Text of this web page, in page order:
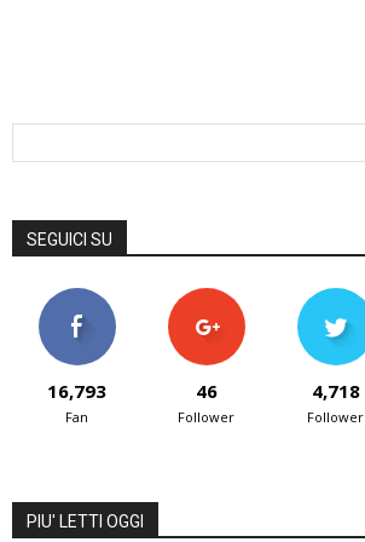
SEGUICI SU
16,793
Fan
46
Follower
4,718
Follower
PIU' LETTI OGGI